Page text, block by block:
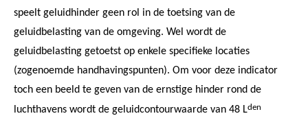
speelt geluidhinder geen rol in de toetsing van de
geluidbelasting van de omgeving. Wel wordt de
geluidbelasting getoetst op enkele specifieke locaties
(zogenoemde handhavingspunten). Om voor deze indicator
toch een beeld te geven van de ernstige hinder rond de
luchthavens wordt de geluidcontourwaarde van 48 Lden